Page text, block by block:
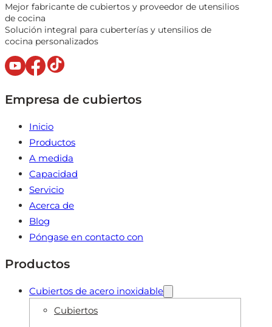
Mejor fabricante de cubiertos y proveedor de utensilios
de cocina
Solución integral para cuberterías y utensilios de
cocina personalizados
Empresa de cubiertos
Inicio
Productos
A medida
Capacidad
Servicio
Acerca de
Blog
Póngase en contacto con
Productos
Cubiertos de acero inoxidable
Cubiertos